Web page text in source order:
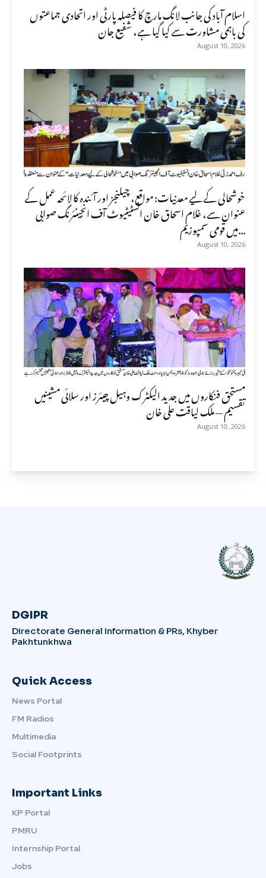
اسلام آباد کی جانب لانگ مارچ کا فیصلہ پارٹی اور اتحادی جماعتوں
کی باہمی مشاورت سے کیا گیا ہے، شفیع جان
August 10, 2026
خوشحالی کے لیے معدنیات: مواقع، چیلنجز اور آئندہ کا لائحہ عمل کے
عنوان سے، غلام اسحاق خان انسٹیٹیوٹ آف انجینئرنگ صوابی
میں قومی سمپوزیم...
August 10, 2026
مستحق فنکاروں میں جدید الیکٹرک وہیل چیئرز اور سلائی مشینیں
تقسیم — ملک لیاقت علی خان
August 10, 2026
DGIPR
Directorate General Information & PRs, Khyber
Pakhtunkhwa
Quick Access
News Portal
FM Radios
Multimedia
Social Footprints
Important Links
KP Portal
PMRU
Internship Portal
Jobs